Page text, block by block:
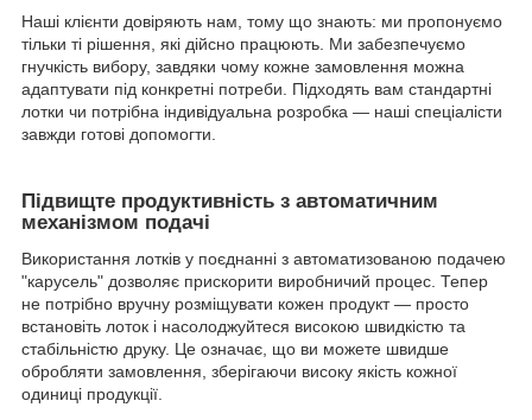
Наші клієнти довіряють нам, тому що знають: ми пропонуємо
тільки ті рішення, які дійсно працюють. Ми забезпечуємо
гнучкість вибору, завдяки чому кожне замовлення можна
адаптувати під конкретні потреби. Підходять вам стандартні
лотки чи потрібна індивідуальна розробка — наші спеціалісти
завжди готові допомогти.
Підвищте продуктивність з автоматичним
механізмом подачі
Використання лотків у поєднанні з автоматизованою подачею
"карусель" дозволяє прискорити виробничий процес. Тепер
не потрібно вручну розміщувати кожен продукт — просто
встановіть лоток і насолоджуйтеся високою швидкістю та
стабільністю друку. Це означає, що ви можете швидше
обробляти замовлення, зберігаючи високу якість кожної
одиниці продукції.